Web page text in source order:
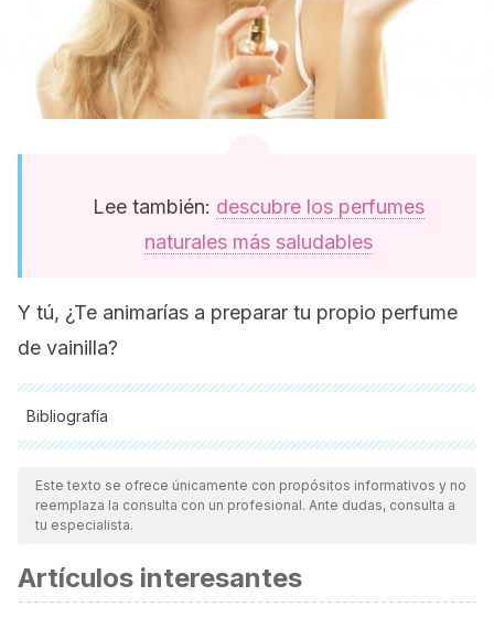
Lee también: descubre los perfumes
naturales más saludables
Y tú, ¿Te animarías a preparar tu propio perfume
de vainilla?
Bibliografía
Todas las fuentes citadas fueron revisadas a profundidad por
nuestro equipo, para asegurar su calidad, confiabilidad,
vigencia y validez.La bibliografía de este artículo fue
científica.
Bythrow, J. D. (2005, December). Vanilla as a medicinal
Este texto se ofrece únicamente con propósitos informativos y no
reemplaza la consulta con un profesional. Ante dudas, consulta a
tu especialista.
Artículos interesantes